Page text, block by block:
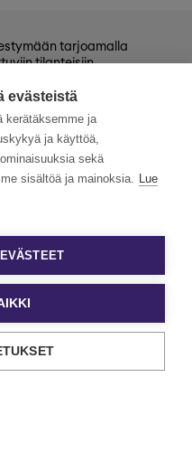
tarjoamalla
tilanteisiin
monipuolisimmat keinot
ja yhdenvertaista
taustoista
aina tasa-
Uskomme
evästeistä
kerätäksemme ja
ja käyttöä,
sekä
sisältöä ja mainoksia. Lue